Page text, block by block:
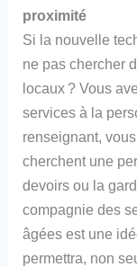
proximité
Si la nouvelle
ne pas chercher
locaux ? Vous
services à la
renseignant,
cherchent une
devoirs ou la
compagnie des
âgées est une
permettra, non